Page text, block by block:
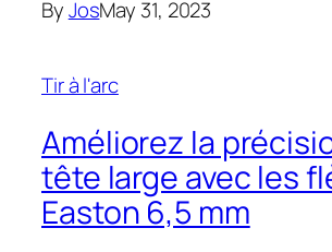
ByJosMay 31, 2023
Tir à l'arc
Améliorez la
tête large avec les
Easton 6,5 mm